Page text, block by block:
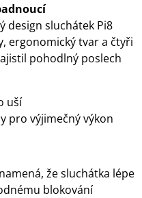
design sluchátek Pi8
ergonomický tvar a čtyři
pohodlný poslech
uší
pro výjimečný výkon
že sluchátka lépe
blokování